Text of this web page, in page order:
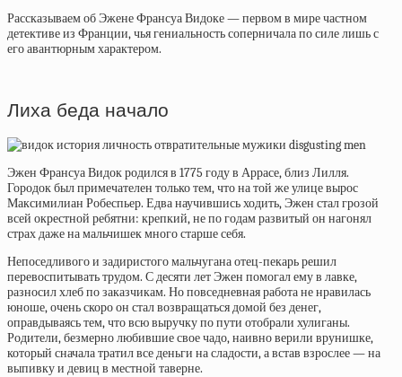
Рассказываем об Эжене Франсуа Видоке — первом в мире частном
детективе из Франции, чья гениальность соперничала по силе лишь с
его авантюрным характером.
Лиха беда начало
Эжен ФрансуаВидокродился в 1775 году в Аррасе, близ Лилля.
Городок был примечателен только тем, что на той же улице вырос
Максимилиан Робеспьер. Едва научившись ходить, Эжен стал грозой
всей окрестной ребятни: крепкий, не по годам развитый он нагонял
страх даже на мальчишек много старше себя.
Непоседливого и задиристого мальчугана отец-пекарь решил
перевоспитывать трудом. С десяти лет Эжен помогал ему в лавке,
разносил хлеб по заказчикам. Но повседневная работа не нравилась
юноше, очень скоро он стал возвращаться домой без денег,
оправдываясь тем, что всю выручку по пути отобрали хулиганы.
Родители, безмерно любившие свое чадо, наивно верили врунишке,
который сначала тратил все деньги на сладости, а встав взрослее — на
выпивку и девиц в местной таверне.